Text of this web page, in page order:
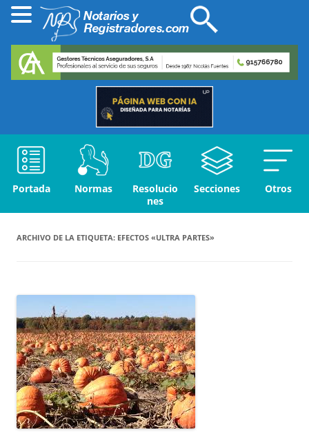
Portada Normas
Resolucio
nes
Secciones Otros
ARCHIVO DE LA ETIQUETA: EFECTOS «ULTRA PARTES»